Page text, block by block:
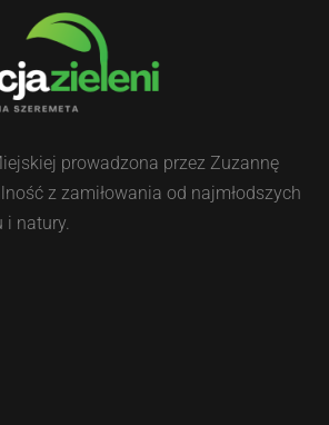
prowadzona przez Zuzannę
z zamiłowania od najmłodszych
i natury.